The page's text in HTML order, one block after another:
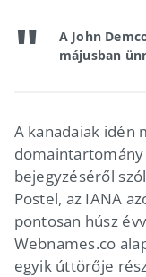
A John
májusban
A kanadaiak idén
bejegyzéséről
Postel, az IANA
pontosan húsz
Webnames.co
egyik úttörője